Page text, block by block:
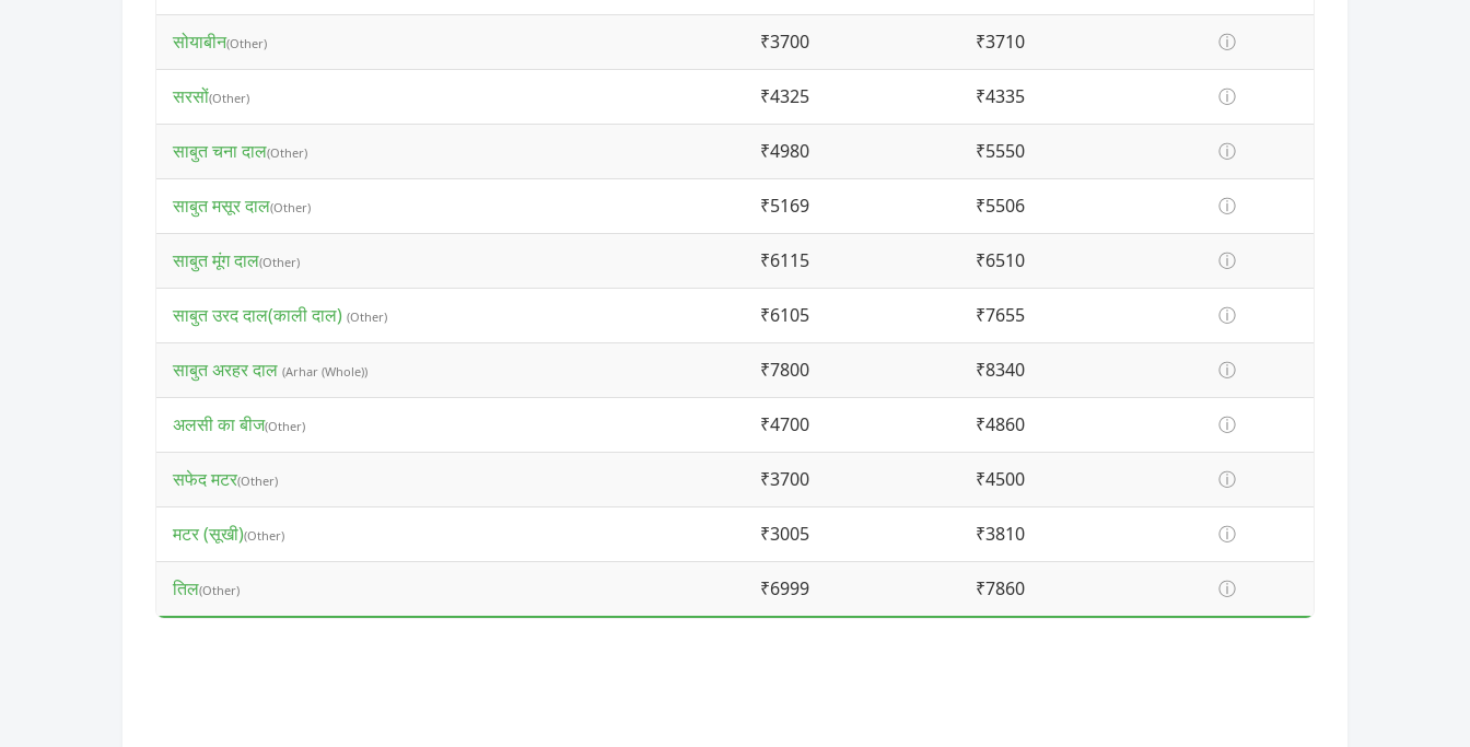
सोयाबीन(Other) ₹3700 ₹3710 ⓘ
सरसों(Other) ₹4325 ₹4335 ⓘ
साबुत चना दाल(Other) ₹4980 ₹5550 ⓘ
साबुत मसूर दाल(Other) ₹5169 ₹5506 ⓘ
साबुत मूंग दाल(Other) ₹6115 ₹6510 ⓘ
साबुत उरद दाल(काली दाल) (Other) ₹6105 ₹7655 ⓘ
साबुत अरहर दाल (Arhar (Whole)) ₹7800 ₹8340 ⓘ
अलसी का बीज(Other) ₹4700 ₹4860 ⓘ
सफेद मटर(Other) ₹3700 ₹4500 ⓘ
मटर (सूखी)(Other) ₹3005 ₹3810 ⓘ
तिल(Other) ₹6999 ₹7860 ⓘ